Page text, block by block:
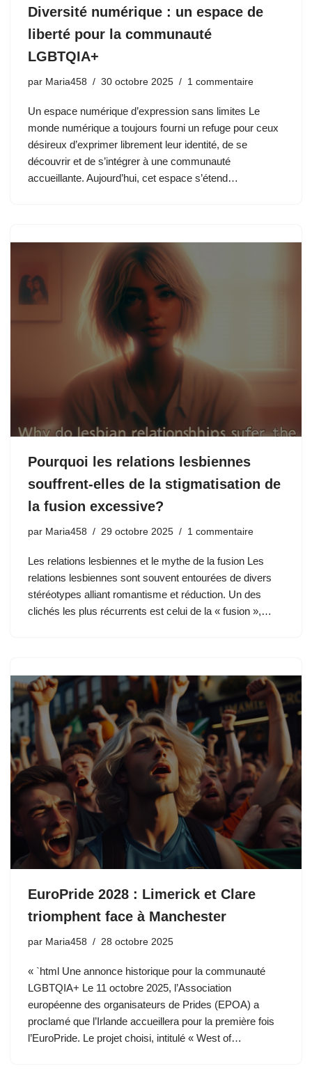
Diversité numérique : un espace de
liberté pour la communauté
LGBTQIA+
par Maria458 30 octobre 2025 1 commentaire
Un espace numérique d’expression sans limites Le
monde numérique a toujours fourni un refuge pour ceux
désireux d’exprimer librement leur identité, de se
découvrir et de s’intégrer à une communauté
accueillante. Aujourd’hui, cet espace s’étend…
Pourquoi les relations lesbiennes
souffrent-elles de la stigmatisation de
la fusion excessive?
par Maria458 29 octobre 2025 1 commentaire
Les relations lesbiennes et le mythe de la fusion Les
relations lesbiennes sont souvent entourées de divers
stéréotypes alliant romantisme et réduction. Un des
clichés les plus récurrents est celui de la « fusion »,…
EuroPride 2028 : Limerick et Clare
triomphent face à Manchester
par Maria458 28 octobre 2025
« `html Une annonce historique pour la communauté
LGBTQIA+ Le 11 octobre 2025, l’Association
européenne des organisateurs de Prides (EPOA) a
proclamé que l’Irlande accueillera pour la première fois
l’EuroPride. Le projet choisi, intitulé « West of…